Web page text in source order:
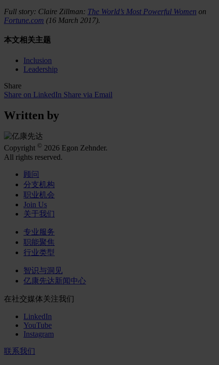
Full story: Claire Zillman: The World’s Most Powerful Women on
Fortune.com (16 March 2017).
本文相关主题
Inclusion
Leadership
Share
Share on LinkedIn Share via Email
Written by
Copyright © 2026 Egon Zehnder.
All rights reserved.
顾问
分支机构
职业机会
Join Us
关于我们
专业服务
职能聚焦
行业类型
智识与洞见
亿康先达新闻中心
在社交媒体关注我们
LinkedIn
YouTube
Instagram
联系我们